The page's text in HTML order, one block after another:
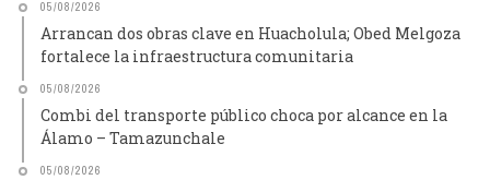
05/08/2026
Arrancan dos obras clave en Huacholula; Obed Melgoza
fortalece la infraestructura comunitaria
05/08/2026
Combi del transporte público choca por alcance en la
Álamo – Tamazunchale
05/08/2026